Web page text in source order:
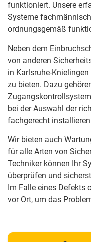
funktioniert. Unsere
Systeme
ordnungsgemäß
Neben dem
von anderen
in Karlsruhe-
zu bieten. Dazu
bei der Auswahl der
fachgerecht
Wir bieten auch
für alle Arten von
Techniker können Ihr
überprüfen und
Im Falle eines Defekts
vor Ort, um das